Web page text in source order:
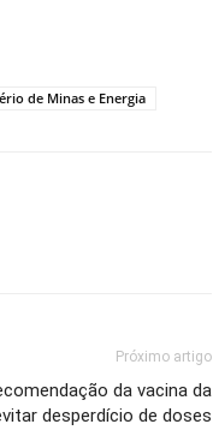
de Minas e Energia
Próximo artigo
da vacina da
desperdício de doses